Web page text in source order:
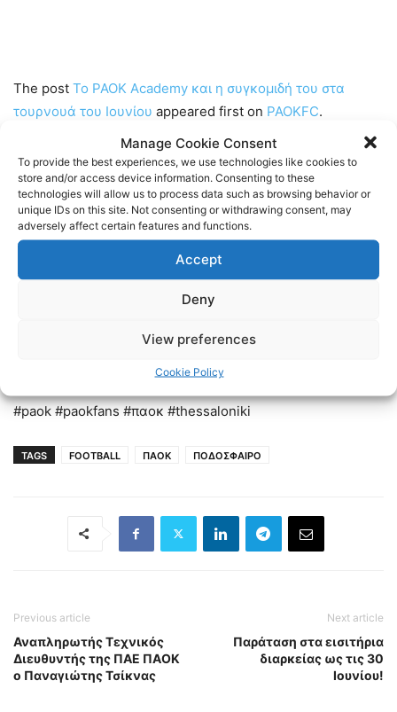
Manage Cookie Consent
To provide the best experiences, we use technologies like cookies to
store and/or access device information. Consenting to these
technologies will allow us to process data such as browsing behavior or
unique IDs on this site. Not consenting or withdrawing consent, may
adversely affect certain features and functions.
Accept
Deny
View preferences
Cookie Policy
The post Το PAOK Academy και η συγκομιδή του στα
τουρνουά του Ιουνίου appeared first on PAOKFC.
Ακολουθήστε τους Internet PAOK Fans στα social media:
Facebook: https://www.facebook.com/InternetPAOKFans
Twitter:
https://www.linkedin.com/in/internet-paok-fans-
https://www.instagram.com/internetpaokfans
#paok #paokfans #παοκ #thessaloniki
TAGS FOOTBALL ΠΑΟΚ ΠΟΔΟΣΦΑΙΡΟ
Previous article
Αναπληρωτής Τεχνικός
Διευθυντής της ΠΑΕ ΠΑΟΚ
ο Παναγιώτης Τσίκνας
Next article
Παράταση στα εισιτήρια
διαρκείας ως τις 30
Ιουνίου!